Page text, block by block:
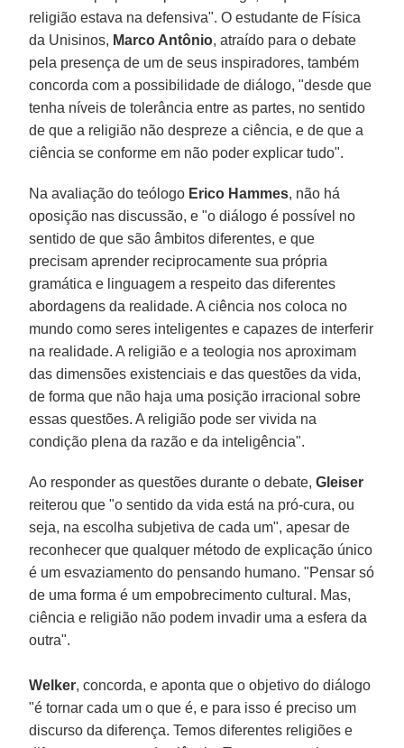
religião estava na defensiva". O estudante de Física
da Unisinos, Marco Antônio, atraído para o debate
pela presença de um de seus inspiradores, também
concorda com a possibilidade de diálogo, "desde que
tenha níveis de tolerância entre as partes, no sentido
de que a religião não despreze a ciência, e de que a
ciência se conforme em não poder explicar tudo".
Na avaliação do teólogo Erico Hammes, não há
oposição nas discussão, e "o diálogo é possível no
sentido de que são âmbitos diferentes, e que
precisam aprender reciprocamente sua própria
gramática e linguagem a respeito das diferentes
abordagens da realidade. A ciência nos coloca no
mundo como seres inteligentes e capazes de interferir
na realidade. A religião e a teologia nos aproximam
das dimensões existenciais e das questões da vida,
de forma que não haja uma posição irracional sobre
essas questões. A religião pode ser vivida na
condição plena da razão e da inteligência".
Ao responder as questões durante o debate,Gleiser
reiterou que "o sentido da vida está na pró-cura, ou
seja, na escolha subjetiva de cada um", apesar de
reconhecer que qualquer método de explicação único
é um esvaziamento do pensando humano. "Pensar só
de uma forma é um empobrecimento cultural. Mas,
ciência e religião não podem invadir uma a esfera da
outra".
Welker, concorda, e aponta que o objetivo do diálogo
"é tornar cada um o que é, e para isso é preciso um
discurso da diferença. Temos diferentes religiões e